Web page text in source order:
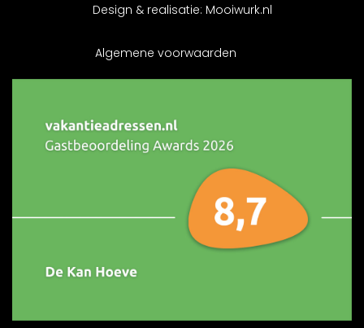
Design & realisatie: Mooiwurk.nl
Algemene voorwaarden